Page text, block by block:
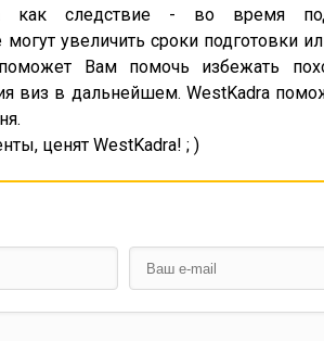
как следствие - во время
увеличить сроки подготовки
Вам помочь избежать
виз в дальнейшем. WestKadra
ценят WestKadra! ; )